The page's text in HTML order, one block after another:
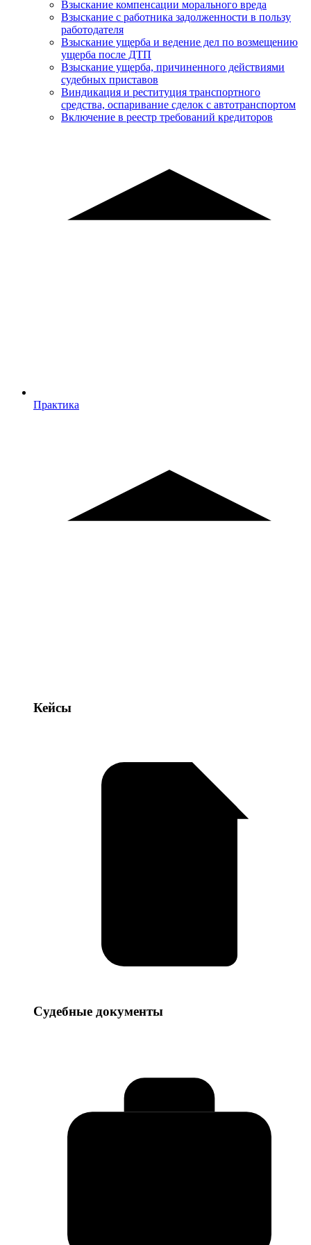
Взыскание компенсации морального вреда
Взыскание с работника задолженности в пользу
работодателя
Взыскание ущерба и ведение дел по возмещению
ущерба после ДТП
Взыскание ущерба, причиненного действиями
судебных приставов
Виндикация и реституция транспортного
средства, оспаривание сделок с автотранспортом
Включение в реестр требований кредиторов
Практика
Практика
Кейсы
Кейсы
Судебные
Судебные документы